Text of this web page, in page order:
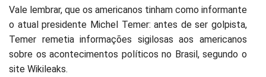
Vale lembrar, que os americanos tinham como informante
o atual presidente Michel Temer: antes de ser golpista,
Temer remetia informações sigilosas aos americanos
sobre os acontecimentos políticos no Brasil, segundo o
site Wikileaks.